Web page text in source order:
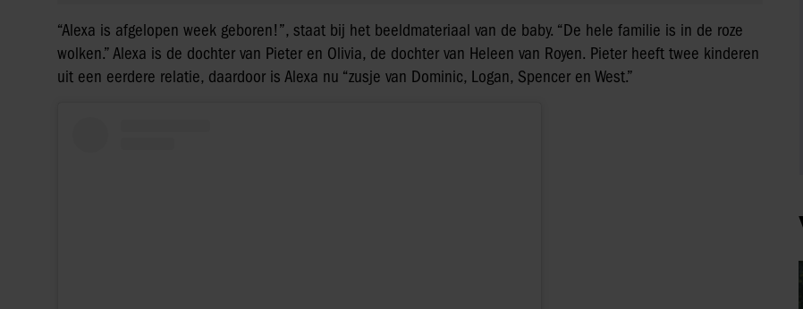
“Alexa is afgelopen week geboren!”, staat bij het beeldmateriaal van de baby. “De hele familie is in de roze
wolken.” Alexa is de dochter van Pieter en Olivia, de dochter van Heleen van Royen. Pieter heeft twee kinderen
uit een eerdere relatie, daardoor is Alexa nu “zusje van Dominic, Logan, Spencer en West.”